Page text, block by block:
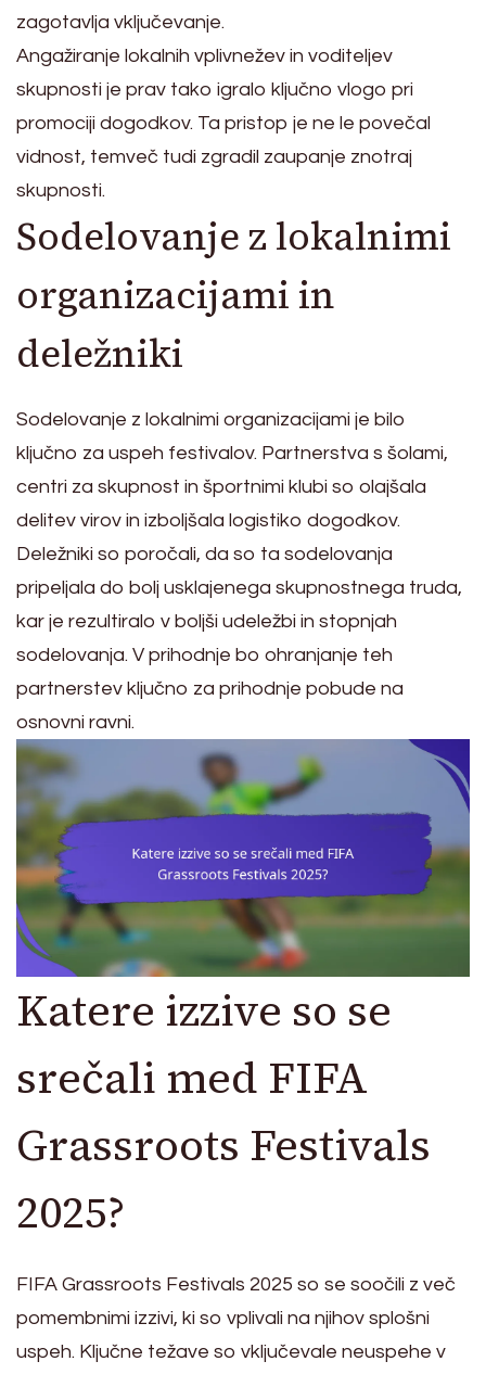
zagotavlja vključevanje.
Angažiranje lokalnih vplivnežev in voditeljev
skupnosti je prav tako igralo ključno vlogo pri
promociji dogodkov. Ta pristop je ne le povečal
vidnost, temveč tudi zgradil zaupanje znotraj
skupnosti.
Sodelovanje z lokalnimi
organizacijami in
deležniki
Sodelovanje z lokalnimi organizacijami je bilo
ključno za uspeh festivalov. Partnerstva s šolami,
centri za skupnost in športnimi klubi so olajšala
delitev virov in izboljšala logistiko dogodkov.
Deležniki so poročali, da so ta sodelovanja
pripeljala do bolj usklajenega skupnostnega truda,
kar je rezultiralo v boljši udeležbi in stopnjah
sodelovanja. V prihodnje bo ohranjanje teh
partnerstev ključno za prihodnje pobude na
osnovni ravni.
Katere izzive so se
srečali med FIFA
Grassroots Festivals
2025?
FIFA Grassroots Festivals 2025 so se soočili z več
pomembnimi izzivi, ki so vplivali na njihov splošni
uspeh. Ključne težave so vključevale neuspehe v